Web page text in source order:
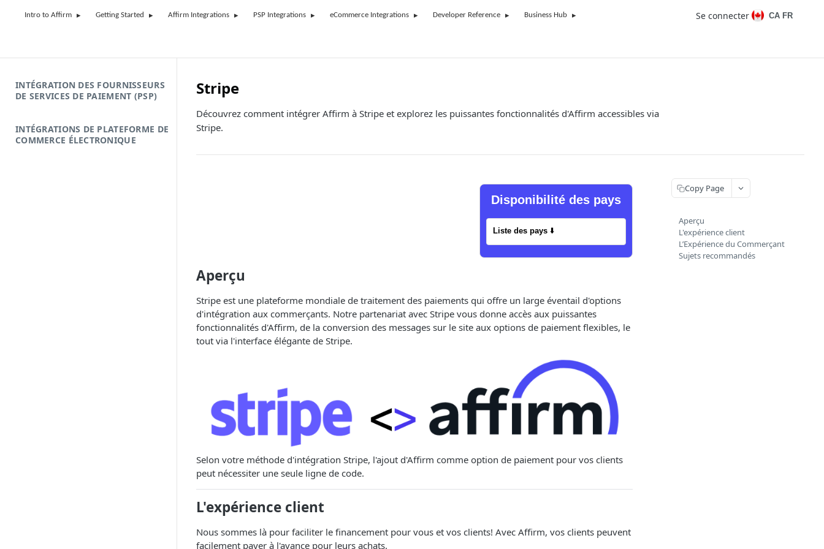
Intro to Affirm Getting Started Affirm Integrations PSP Integrations eCommerce Integrations Developer Reference Business Hub Se connecter CA FR
INTÉGRATION DES FOURNISSEURS
DE SERVICES DE PAIEMENT (PSP)
INTÉGRATIONS DE PLATEFORME DE
COMMERCE ÉLECTRONIQUE
Stripe
Découvrez comment intégrer Affirm à Stripe et explorez les puissantes fonctionnalités d'Affirm accessibles via
Stripe.
Disponibilité des pays
Liste des pays ⬇️
Aperçu
Stripe est une plateforme mondiale de traitement des paiements qui offre un large éventail d'options
d'intégration aux commerçants. Notre partenariat avec Stripe vous donne accès aux puissantes
fonctionnalités d'Affirm, de la conversion des messages sur le site aux options de paiement flexibles, le
tout via l'interface élégante de Stripe.
Selon votre méthode d'intégration Stripe, l'ajout d'Affirm comme option de paiement pour vos clients
peut nécessiter une seule ligne de code.
L'expérience client
Nous sommes là pour faciliter le financement pour vous et vos clients! Avec Affirm, vos clients peuvent
facilement payer à l'avance pour leurs achats.
Copy Page
Aperçu
L'expérience client
L’Expérience du Commerçant
Sujets recommandés